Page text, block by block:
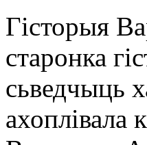
Гісторыя
старонка
сьведчыць
ахоплівала